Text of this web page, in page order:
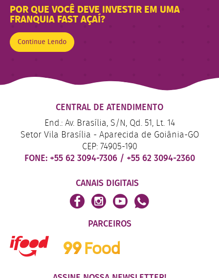
POR QUE VOCÊ DEVE INVESTIR EM UMA
FRANQUIA FAST AÇAÍ?
Continue Lendo
CENTRAL DE ATENDIMENTO
End.: Av. Brasília, S/N, Qd. 51, Lt. 14
Setor Vila Brasília - Aparecida de Goiânia-GO
CEP: 74905-190
FONE: +55 62 3094-7306 / +55 62 3094-2360
CANAIS DIGITAIS
PARCEIROS